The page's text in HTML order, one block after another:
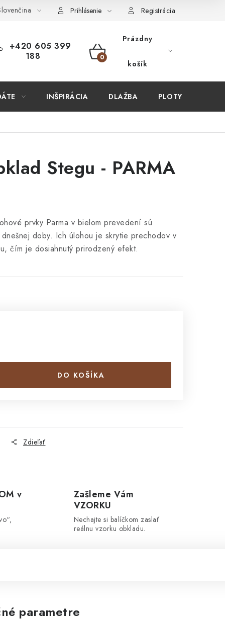
U NÁS? VIRTUÁLNA PREHLIADKA Obchodné
Prihlásenie Registrácia
+420 605 399
188
NÁKUPNÝ
Prázdny
košík
INŠPIRÁCIA DLAŽBA PLOTY
Stegu - PARMA
prvky Parma v bielom prevedení sú
doby. Ich úlohou je skrytie prechodov v
čím je dosiahnutý prirodzený efekt.
DO KOŠÍKA
Zdieľať
v
Zašleme Vám
VZORKU
Nechajte si balíčkom zaslať
reálnu vzorku obkladu.
parametre